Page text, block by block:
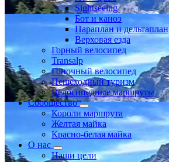
Sightseeing
Бот и каноэ
Параплан и дельтаплан
Верховая езда
Горный велосипед
Transalp
Гоночный велосипед
Пешеходный туризм
Велосипедные маршруты
Сообщество
Короли маршрута
Желтая майка
Красно-белая майка
О нас
Наши цели